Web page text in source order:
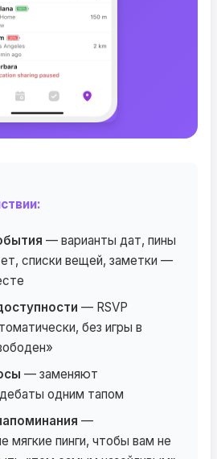
— варианты дат, пины
списки вещей, заметки —
— RSVP
без игры в
— заменяют
одним тапом
—
мягкие пинги, чтобы вам не